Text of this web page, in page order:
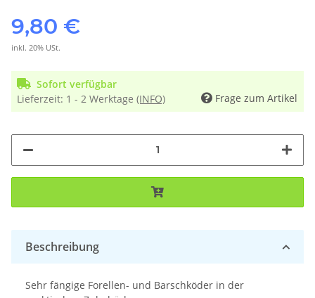
9,80 €
inkl. 20% USt.
Sofort verfügbar
Lieferzeit: 1 - 2 Werktage (INFO) Frage zum Artikel
Beschreibung
Sehr fängige Forellen- und Barschköder in der